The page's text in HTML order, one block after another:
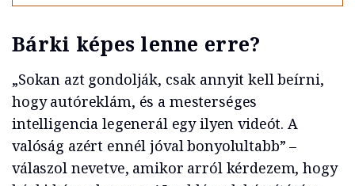
Bárki képes lenne erre?
„Sokan azt gondolják, csak annyit kell beírni,
hogy autóreklám, és a mesterséges
intelligencia legenerál egy ilyen videót. A
valóság azért ennél jóval bonyolultabb” –
válaszol nevetve, amikor arról kérdezem, hogy